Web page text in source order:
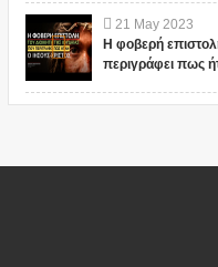
21 May 2023
Η φοβερή
περιγράφει πως